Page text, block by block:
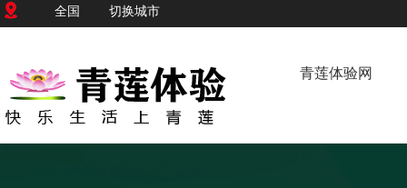
全国 切换城市
青莲体验网